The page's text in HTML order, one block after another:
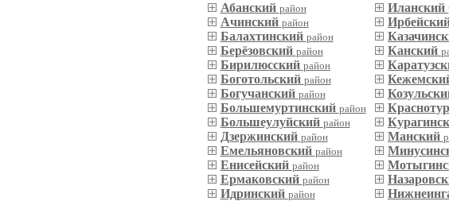
Абанский район
Ачинский район
Балахтинский район
Берёзовский район
Бирилюсский район
Боготольский район
Богучанский район
Большемуртинский район
Большеулуйский район
Дзержинский район
Емельяновский район
Енисейский район
Ермаковский район
Идринский район
Иланский
Канский
Манский